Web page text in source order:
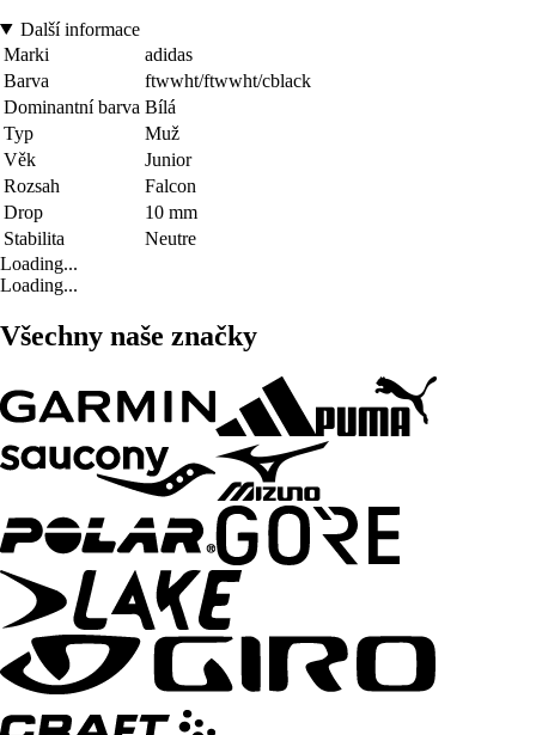
Další informace
Marki
adidas
Barva
ftwwht/ftwwht/cblack
Dominantní barva Bílá
Typ
Muž
Věk
Junior
Rozsah
Falcon
Drop
10 mm
Stabilita
Neutre
Loading...
Loading...
Všechny naše značky